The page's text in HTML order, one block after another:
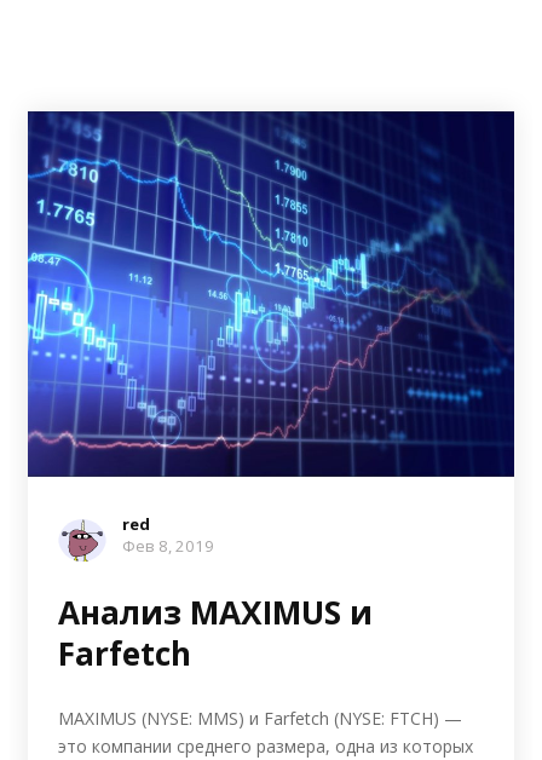
red
Фев 8, 2019
Анализ MAXIMUS и
Farfetch
MAXIMUS (NYSE: MMS) и Farfetch (NYSE: FTCH) —
это компании среднего размера, одна из которых